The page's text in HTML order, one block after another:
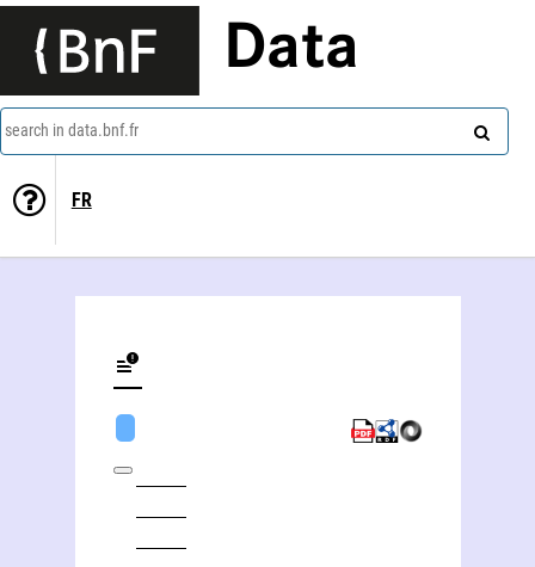
Data
search in data.bnf.fr
FR